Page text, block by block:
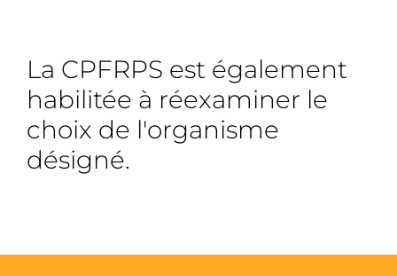
La CPFRPS est également
habilitée à réexaminer le
choix de l'organisme
désigné.